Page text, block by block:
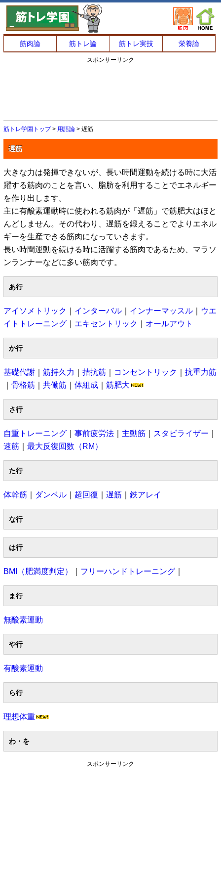
筋肉論 筋トレ論 筋トレ実技 栄養論
スポンサーリンク
筋トレ学園トップ> 用語論 > 遅筋
遅筋
大きな力は発揮できないが、長い時間運動を続ける時に大活
躍する筋肉のことを言い、脂肪を利用することでエネルギー
を作り出します。
主に有酸素運動時に使われる筋肉が「遅筋」で筋肥大はほと
んどしません。その代わり、遅筋を鍛えることでよりエネル
ギーを生産できる筋肉になっていきます。
長い時間運動を続ける時に活躍する筋肉であるため、マラソ
ンランナーなどに多い筋肉です。
あ行
アイソメトリック インターバル インナーマッスル
ウエ
イトトレーニング
エキセントリック オールアウト
か行
基礎代謝 筋持久力 拮抗筋 コンセントリック
抗重力筋
骨格筋 共働筋 体組成 筋肥大
さ行
自重トレーニング 事前疲労法 主動筋 スタビライザー
速筋
最大反復回数（RM）
た行
体幹筋 ダンベル 超回復 遅筋 鉄アレイ
な行
は行
BMI（肥満度判定） フリーハンドトレーニング
ま行
無酸素運動
や行
有酸素運動
ら行
理想体重
わ・を
スポンサーリンク